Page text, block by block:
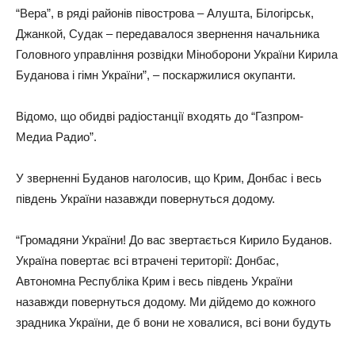
“Вера”, в ряді районів півострова – Алушта, Білогірськ,
Джанкой, Судак – передавалося звернення начальника
Головного управління розвідки Міноборони України Кирила
Буданова і гімн України”, – поскаржилися окупанти.
Відомо, що обидві радіостанції входять до “Газпром-
Медиа Радио”.
У зверненні Буданов наголосив, що Крим, Донбас і весь
південь України назавжди повернуться додому.
“Громадяни України! До вас звертається Кирило Буданов.
Україна повертає всі втрачені території: Донбас,
Автономна Республіка Крим і весь південь України
назавжди повернуться додому. Ми дійдемо до кожного
зрадника України, де б вони не ховалися, всі вони будуть